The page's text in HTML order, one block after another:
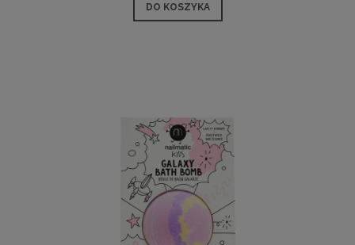
DO KOSZYKA